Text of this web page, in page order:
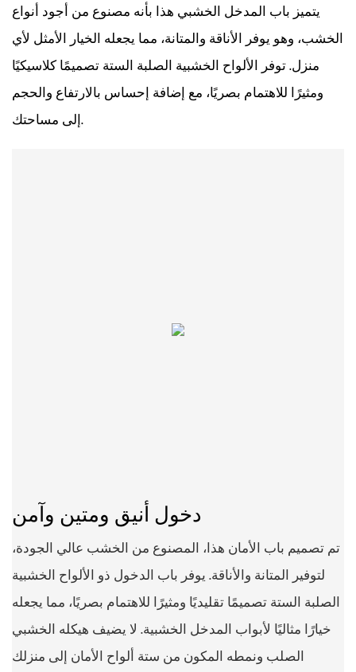
يتميز باب المدخل الخشبي هذا بأنه مصنوع من أجود أنواع
الخشب، وهو يوفر الأناقة والمتانة، مما يجعله الخيار الأمثل لأي
منزل. توفر الألواح الخشبية الصلبة الستة تصميمًا كلاسيكيًا
ومثيرًا للاهتمام بصريًا، مع إضافة إحساس بالارتفاع والحجم
إلى مساحتك.
دخول أنيق ومتين وآمن
تم تصميم باب الأمان هذا، المصنوع من الخشب عالي الجودة،
لتوفير المتانة والأناقة. يوفر باب الدخول ذو الألواح الخشبية
الصلبة الستة تصميمًا تقليديًا ومثيرًا للاهتمام بصريًا، مما يجعله
خيارًا مثاليًا لأبواب المدخل الخشبية. لا يضيف هيكله الخشبي
الصلب ونمطه المكون من ستة ألواح الأمان إلى منزلك